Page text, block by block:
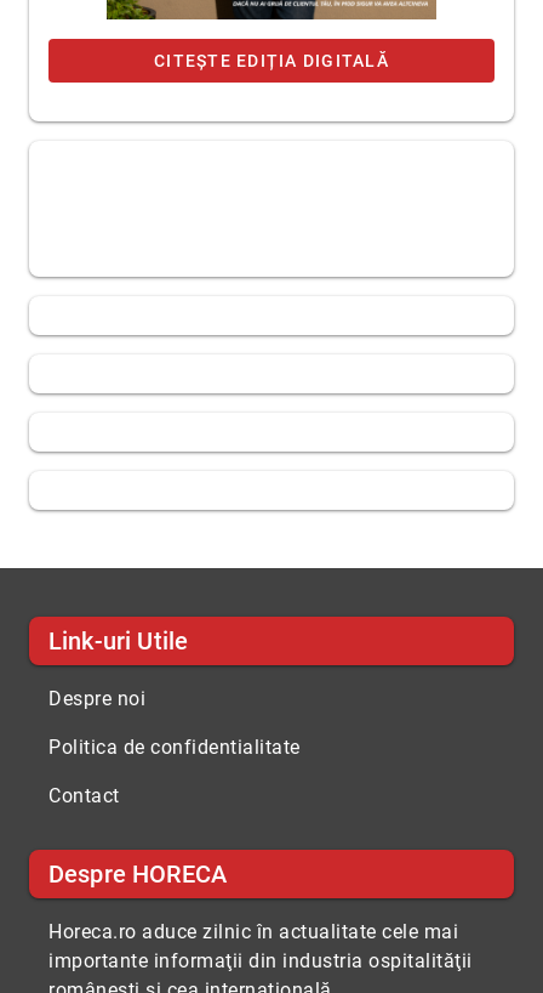
CITEȘTE EDIȚIA DIGITALĂ
Link-uri Utile
Despre noi
Politica de confidentialitate
Contact
Despre HORECA
Horeca.ro aduce zilnic în actualitate cele mai
importante informaţii din industria ospitalităţii